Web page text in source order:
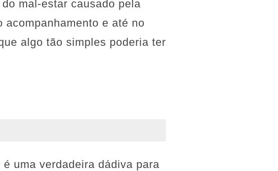
mal-estar causado pela
e até no
algo tão simples poderia ter
uma verdadeira dádiva para